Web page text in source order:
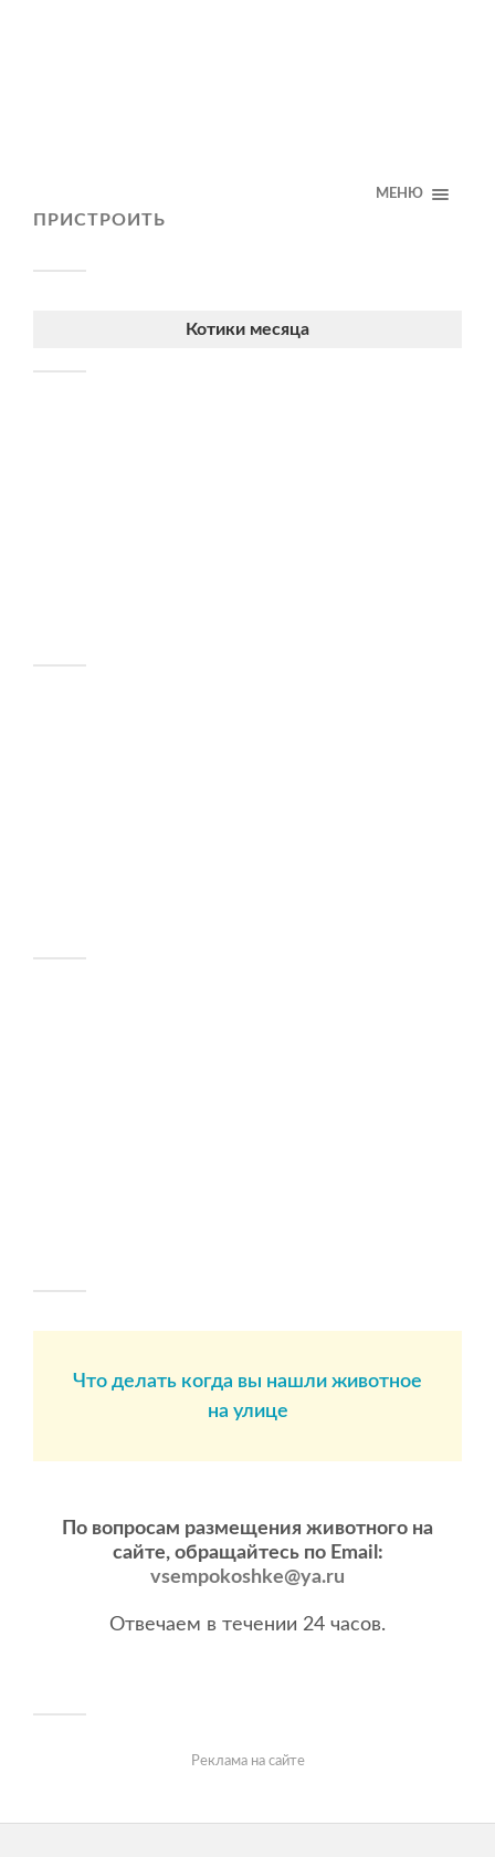
МЕНЮ
ПРИСТРОИТЬ
Котики месяца
Что делать когда вы нашли животное
на улице
По вопросам размещения животного на
сайте, обращайтесь по Email:
vsempokoshke@ya.ru
Отвечаем в течении 24 часов.
Реклама на сайте